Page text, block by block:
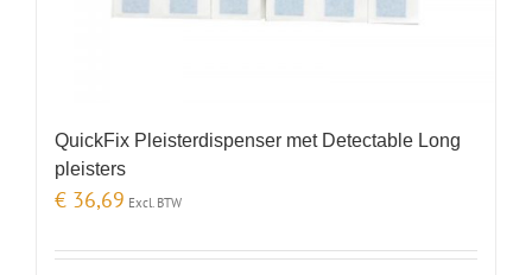
QuickFix Pleisterdispenser met Detectable Long
pleisters
€ 36,69 Excl. BTW